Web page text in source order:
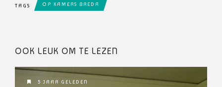
TAGS OP KAMERS BREDA
OOK LEUK OM TE LEZEN
5 JAAR GELEDEN